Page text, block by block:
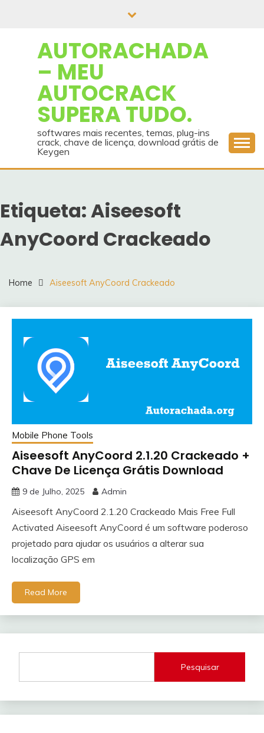
AUTORACHADA
– MEU
AUTOCRACK
SUPERA TUDO.
softwares mais recentes, temas, plug-ins
crack, chave de licença, download grátis de
Keygen
Etiqueta:Aiseesoft
AnyCoord Crackeado
Home Aiseesoft AnyCoord Crackeado
Mobile Phone Tools
Aiseesoft AnyCoord 2.1.20 Crackeado +
Chave De Licença Grátis Download
9 de Julho, 2025 Admin
Aiseesoft AnyCoord 2.1.20 Crackeado Mais Free Full
Activated Aiseesoft AnyCoord é um software poderoso
projetado para ajudar os usuários a alterar sua
localização GPS em
Read More
Pesquisar